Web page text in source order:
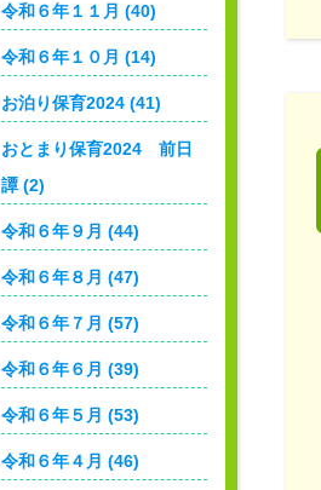
令和６年１１月 (40)
令和６年１０月 (14)
お泊り保育2024 (41)
おとまり保育2024 前日
譚 (2)
令和６年９月 (44)
令和６年８月 (47)
令和６年７月 (57)
令和６年６月 (39)
令和６年５月 (53)
令和６年４月 (46)